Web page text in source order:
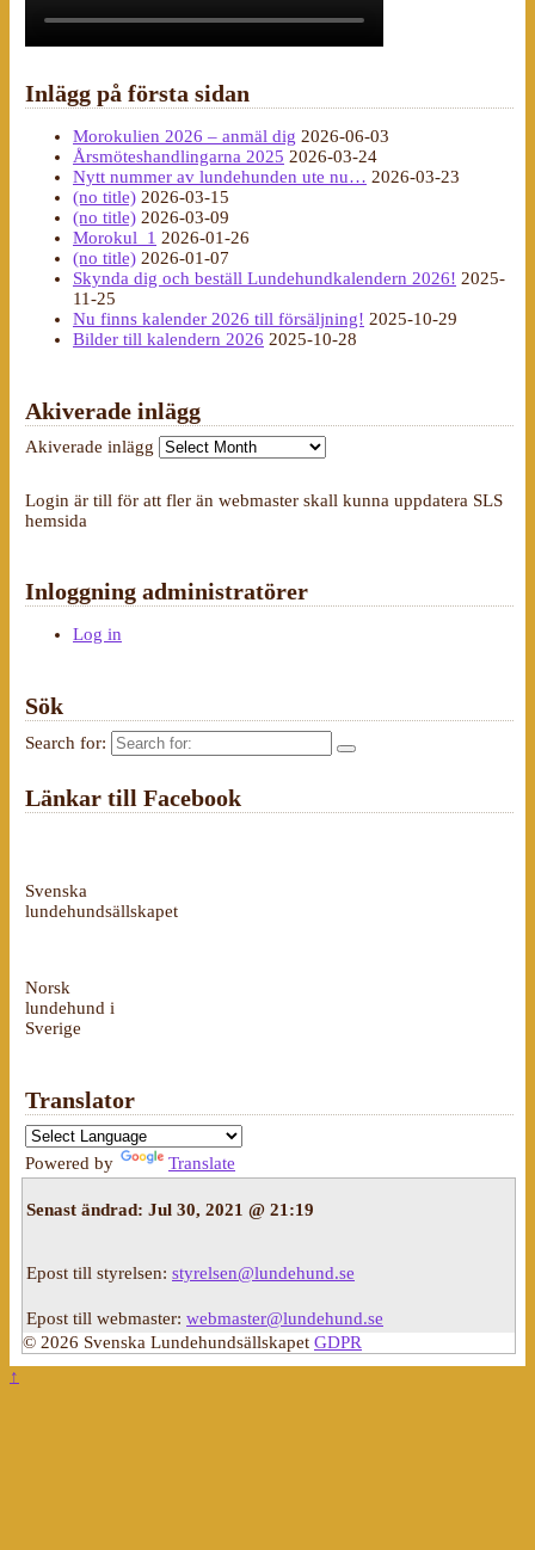
Inlägg på första sidan
Morokulien 2026 – anmäl dig 2026-06-03
Årsmöteshandlingarna 2025 2026-03-24
Nytt nummer av lundehunden ute nu… 2026-03-23
(no title) 2026-03-15
(no title) 2026-03-09
Morokul_1 2026-01-26
(no title) 2026-01-07
Skynda dig och beställ Lundehundkalendern 2026! 2025-
11-25
Nu finns kalender 2026 till försäljning! 2025-10-29
Bilder till kalendern 2026 2025-10-28
Akiverade inlägg
Akiverade inlägg
Login är till för att fler än webmaster skall kunna uppdatera SLS
hemsida
Inloggning administratörer
Log in
Sök
Search for:
Länkar till Facebook
Svenska
lundehundsällskapet
Norsk
lundehund i
Sverige
Translator
Powered by Translate
Senast ändrad: Jul 30, 2021 @ 21:19
Epost till styrelsen: styrelsen@lundehund.se
Epost till webmaster: webmaster@lundehund.se
© 2026 Svenska Lundehundsällskapet GDPR
↑